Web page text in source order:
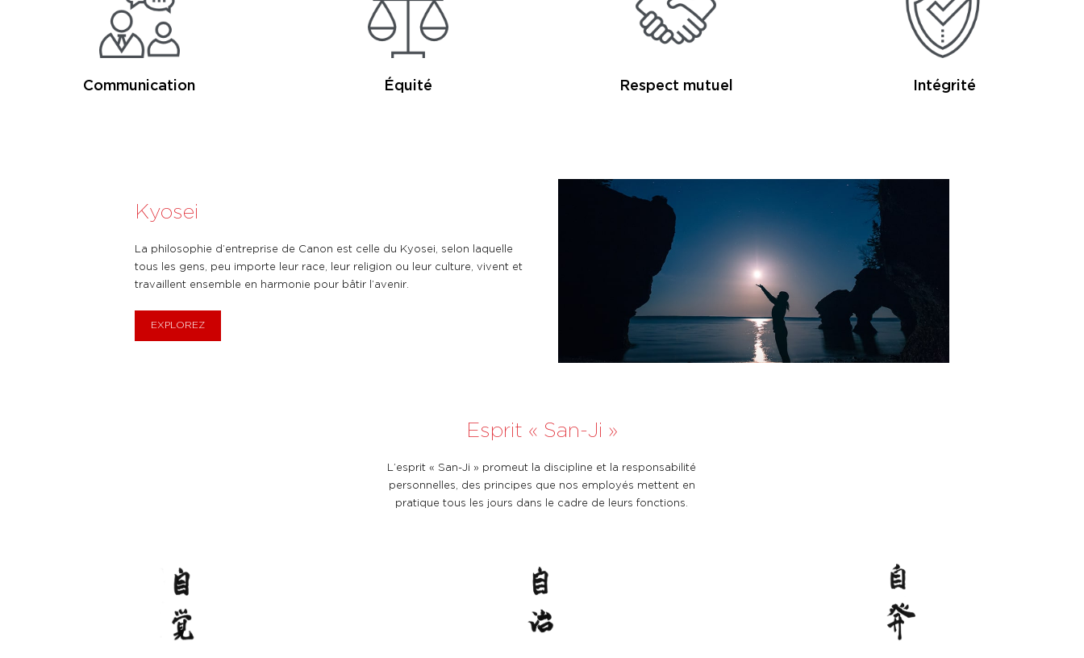
Communication Équité Respect mutuel Intégrité
Kyosei
La philosophie d’entreprise de Canon est celle du Kyosei, selon laquelle
tous les gens, peu importe leur race, leur religion ou leur culture, vivent et
travaillent ensemble en harmonie pour bâtir l’avenir.
EXPLOREZ
Esprit « San-Ji »
L’esprit « San-Ji » promeut la discipline et la responsabilité
personnelles, des principes que nos employés mettent en
pratique tous les jours dans le cadre de leurs fonctions.